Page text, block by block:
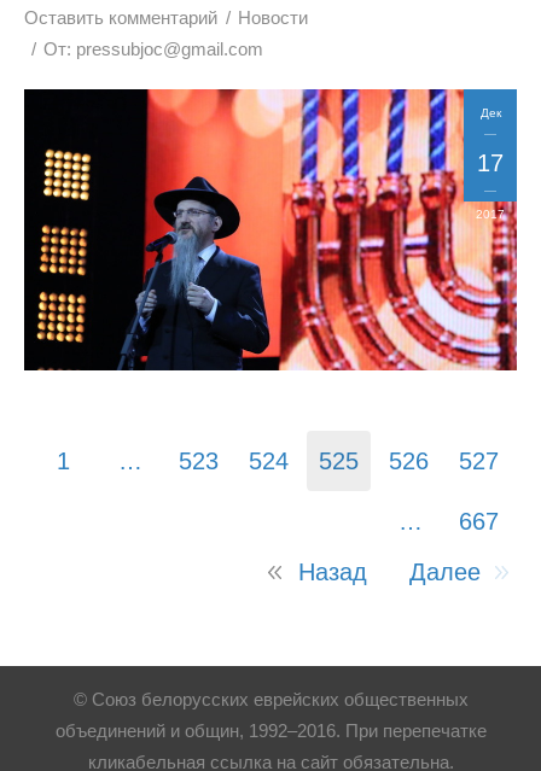
Оставить комментарий
Новости
От: pressubjoc@gmail.com
Дек
17
2017
1 … 523 524 525 526 527
…
667
Назад
Далее
© Союз белорусских еврейских общественных
объединений и общин, 1992–2016. При перепечатке
кликабельная ссылка на сайт обязательна.